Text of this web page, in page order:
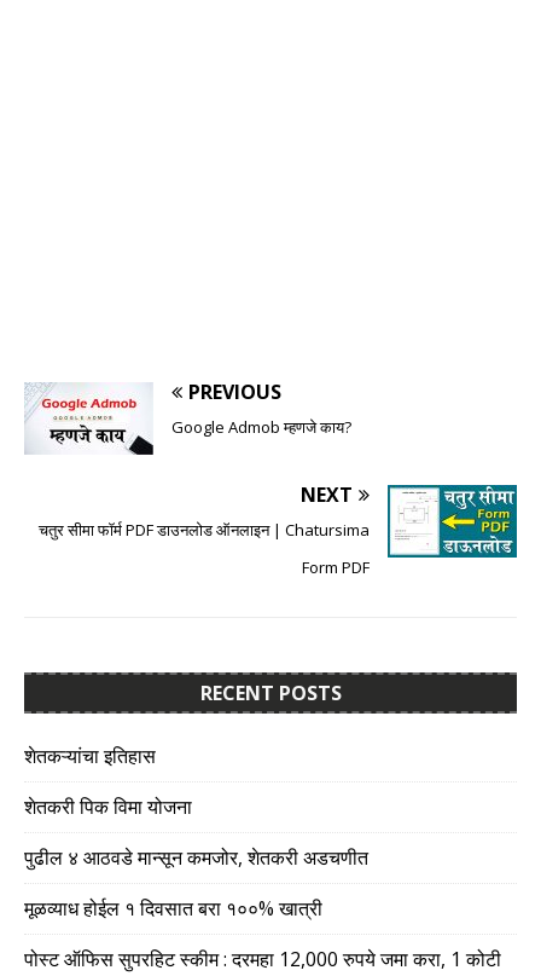
PREVIOUS
Google Admob म्हणजे काय?
NEXT
चतुर सीमा फॉर्म PDF डाउनलोड ऑनलाइन | Chatursima
Form PDF
RECENT POSTS
शेतकऱ्यांचा इतिहास
शेतकरी पिक विमा योजना
पुढील ४ आठवडे मान्सून कमजोर, शेतकरी अडचणीत
मूळव्याध होईल १ दिवसात बरा १००% खात्री
पोस्ट ऑफिस सुपरहिट स्कीम : दरमहा 12,000 रुपये जमा करा, 1 कोटी